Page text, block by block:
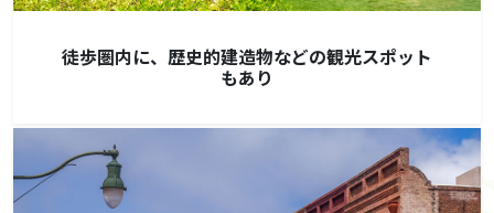
徒歩圏内に、歴史的建造物などの観光スポット
もあり